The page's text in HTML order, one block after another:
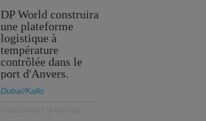
DP World construira
une plateforme
logistique à
température
contrôlée dans le
port d'Anvers.
Dubaï/Kallo